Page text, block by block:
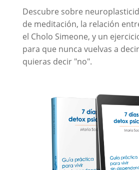
Descubre sobre
de meditación, la relación
el Cholo Simeone, y un
para que nunca vuelvas a
quieras decir "no".